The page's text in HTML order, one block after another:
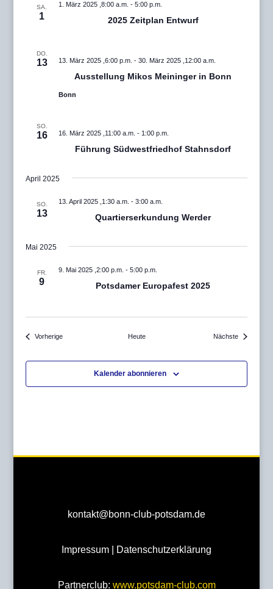
SA.
1 2025 Zeitplan Entwurf
1. März 2025 ,8:00 a.m. - 5:00 p.m.
DO.
13
Ausstellung Mikos Meininger in Bonn
13. März 2025 ,6:00 p.m. - 30. März 2025 ,12:00 a.m.
Bonn
SO.
16
Führung Südwestfriedhof Stahnsdorf
16. März 2025 ,11:00 a.m. - 1:00 p.m.
April 2025
SO.
13 Quartierserkundung Werder
13. April 2025 ,1:30 a.m. - 3:00 a.m.
Mai 2025
FR.
9 Potsdamer Europafest 2025
9. Mai 2025 ,2:00 p.m. - 5:00 p.m.
VorherigeVeranstaltungen Heute Nächste
Kalender abonnieren
kontakt@bonn-club-potsdam.de
Impressum Datenschutzerklärung
Partnerclub: www.potsdam-club.com